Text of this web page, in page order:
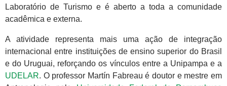
Laboratório de Turismo e é aberto a toda a comunidade
acadêmica e externa.
A atividade representa mais uma ação de integração
internacional entre instituições de ensino superior do Brasil
e do Uruguai, reforçando os vínculos entre a Unipampa e a
UDELAR. O professor Martín Fabreau é doutor e mestre em